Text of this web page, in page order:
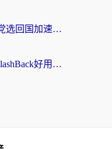
穿梭和银河哪个好？海外党选回国加速器的避坑指南，附番茄加速器实测体验
海外党必看：ChickCN和FlashBack好用吗？3招教你选对回国加速器（附云极、HomeCN、斧牛vs艾果对比）